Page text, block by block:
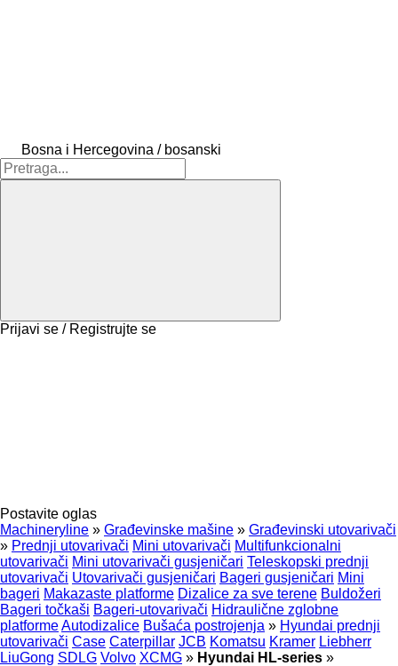
Bosna i Hercegovina / bosanski
Prijavi se / Registrujte se
Postavite oglas
Machineryline » Građevinske mašine » Građevinski utovarivači
» Prednji utovarivači Mini utovarivači Multifunkcionalni
utovarivači Mini utovarivači gusjeničari Teleskopski prednji
utovarivači Utovarivači gusjeničari Bageri gusjeničari Mini
bageri Makazaste platforme Dizalice za sve terene Buldožeri
Bageri točkaši Bageri-utovarivači Hidraulične zglobne
platformeAutodizalice Bušaća postrojenja » Hyundai prednji
utovarivači Case Caterpillar JCB Komatsu Kramer Liebherr
LiuGong SDLG Volvo XCMG » Hyundai HL-series »